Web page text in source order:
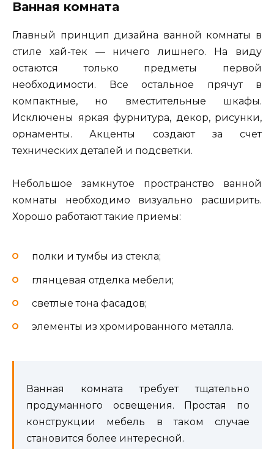
Ванная комната
Главный принцип дизайна ванной комнаты в
стиле хай-тек — ничего лишнего. На виду
остаются только предметы первой
необходимости. Все остальное прячут в
компактные, но вместительные шкафы.
Исключены яркая фурнитура, декор, рисунки,
орнаменты. Акценты создают за счет
технических деталей и подсветки.
Небольшое замкнутое пространство ванной
комнаты необходимо визуально расширить.
Хорошо работают такие приемы:
полки и тумбы из стекла;
глянцевая отделка мебели;
светлые тона фасадов;
элементы из хромированного металла.
Ванная комната требует тщательно
продуманного освещения. Простая по
конструкции мебель в таком случае
становится более интересной.